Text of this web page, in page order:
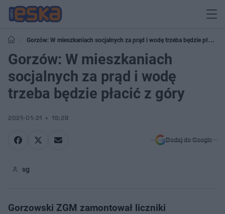
Gorzów: W mieszkaniach socjalnych za prąd i wodę trzeba będzie płacić z
góry
Gorzów: W mieszkaniach
socjalnych za prąd i wodę
trzeba będzie płacić z góry
2021-01-21 15:28
Dodaj do Google
sg
Gorzowski ZGM zamontował liczniki